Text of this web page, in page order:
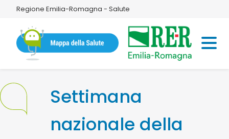
Regione Emilia-Romagna - Salute
Settimana
nazionale della